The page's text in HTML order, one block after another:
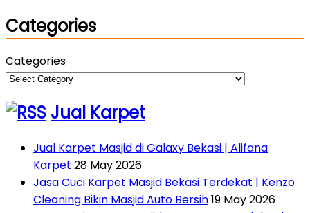
Categories
Categories
Jual Karpet
Jual Karpet Masjid di Galaxy Bekasi | Alifana
Karpet 28 May 2026
Jasa Cuci Karpet Masjid Bekasi Terdekat | Kenzo
Cleaning Bikin Masjid Auto Bersih19 May 2026